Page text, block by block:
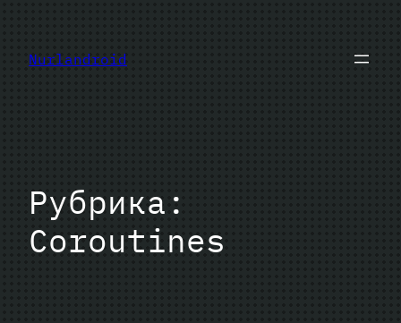
содержимому
Nurlandroid
Рубрика:
Coroutines